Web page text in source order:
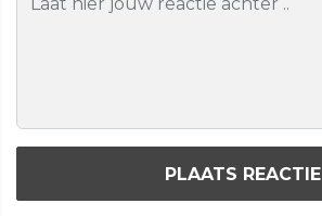
PLAATS REACTIE